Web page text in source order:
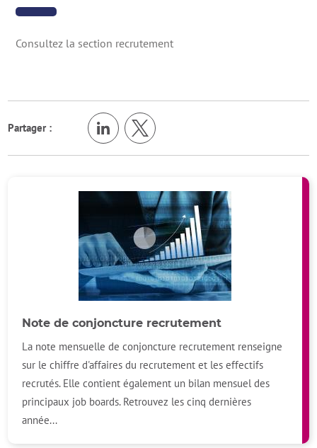
Consultez la section recrutement
Partager :
Note de conjoncture recrutement
La note mensuelle de conjoncture recrutement renseigne
sur le chiffre d'affaires du recrutement et les effectifs
recrutés. Elle contient également un bilan mensuel des
principaux job boards. Retrouvez les cinq dernières
année...